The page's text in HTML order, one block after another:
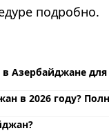
подробно.
Азербайджане для
в 2026 году?